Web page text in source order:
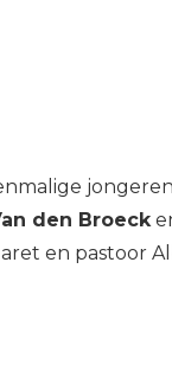
den Broeck
en pastoor